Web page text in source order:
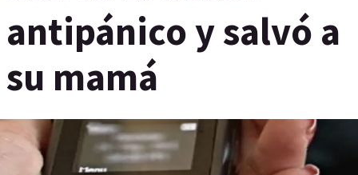
antipánico y salvó a
su mamá